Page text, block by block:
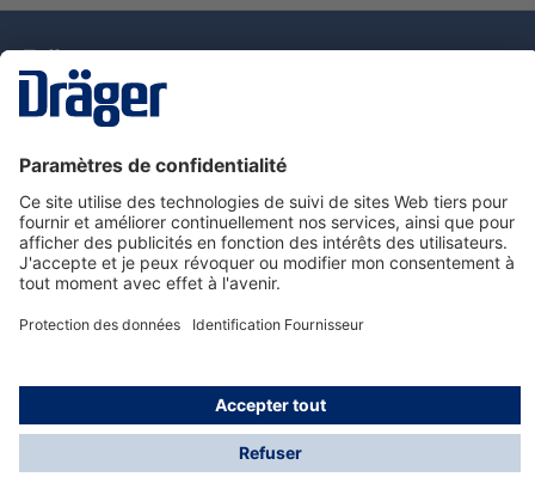
Nous contacter
Service de e-commande Dräger
Informations sur les produits
© Dräger France SAS, 2024
*Prix hors taxe. Frais de gestion et de livraison standard
offerts; Indépendamment de la valeur ou du volume de